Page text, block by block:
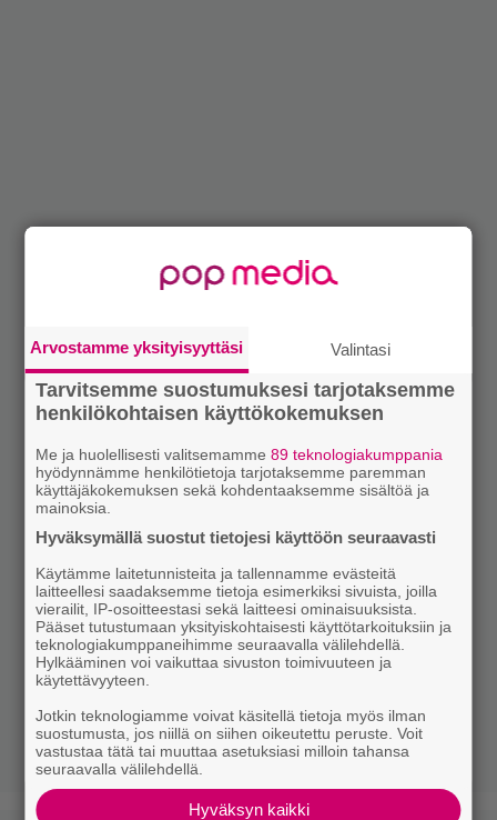
Arvostamme yksityisyyttäsi Valintasi
Tarvitsemme suostumuksesi tarjotaksemme
henkilökohtaisen käyttökokemuksen
Me ja huolellisesti valitsemamme89 teknologiakumppania
hyödynnämme henkilötietoja tarjotaksemme paremman
käyttäjäkokemuksen sekä kohdentaaksemme sisältöä ja
mainoksia.
Hyväksymällä suostut tietojesi käyttöön seuraavasti
Käytämme laitetunnisteita ja tallennamme evästeitä
laitteellesi saadaksemme tietoja esimerkiksi sivuista, joilla
vierailit, IP-osoitteestasi sekä laitteesi ominaisuuksista.
Pääset tutustumaan yksityiskohtaisesti käyttötarkoituksiin ja
teknologiakumppaneihimme seuraavalla välilehdellä.
Hylkääminen voi vaikuttaa sivuston toimivuuteen ja
käytettävyyteen.
Jotkin teknologiamme voivat käsitellä tietoja myös ilman
suostumusta, jos niillä on siihen oikeutettu peruste. Voit
vastustaa tätä tai muuttaa asetuksiasi milloin tahansa
seuraavalla välilehdellä.
Hyväksyn kaikki